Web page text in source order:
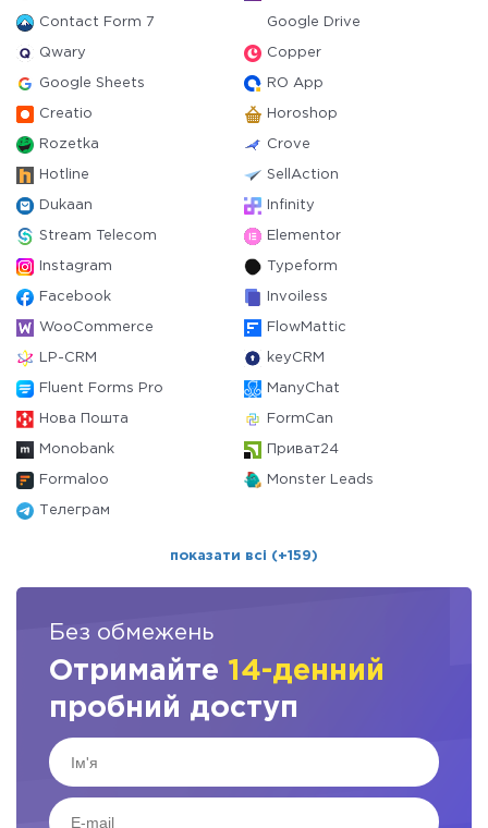
Contact Form 7 Google Drive
Qwary Copper
Google Sheets RO App
Creatio Horoshop
Rozetka Crove
Hotline SellAction
Dukaan Infinity
Stream Telecom Elementor
Instagram Typeform
Facebook Invoiless
WooCommerce FlowMattic
LP-CRM keyCRM
Fluent Forms Pro ManyChat
Нова Пошта FormCan
Monobank Приват24
Formaloo Monster Leads
Телеграм
показати всі (+159)
Без обмежень
Отримайте 14-денний
пробний доступ